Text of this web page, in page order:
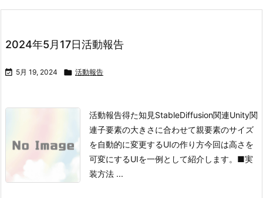
2024年5月17日活動報告
 5月 19, 2024  活動報告
活動報告得た知見StableDiffusion関連Unity関
連子要素の大きさに合わせて親要素のサイズ
を自動的に変更するUIの作り方今回は高さを
可変にするUIを一例として紹介します。 ■実
装方法 ...